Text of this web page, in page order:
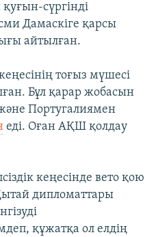
сүргінді
Дамаскіге қарсы
айтылған.
тоғыз мүшесі
Бұл қарар жобасын
Португалиямен
еді. Оған АҚШ қолдау
кеңесінде вето қою
дипломаттары
құжатқа ол елдің